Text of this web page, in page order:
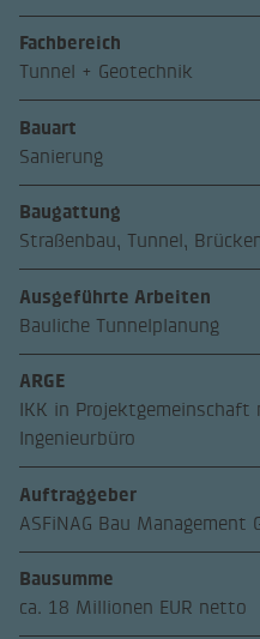
Fachbereich
Tunnel + Geotechnik
Bauart
Sanierung
Baugattung
Straßenbau, Tunnel,
Ausgeführte Arbeiten
Bauliche Tunnelplanung
ARGE
IKK in Projektgemeinschaft
Ingenieurbüro
Auftraggeber
ASFiNAG Bau Management
Bausumme
ca. 18 Millionen EUR netto